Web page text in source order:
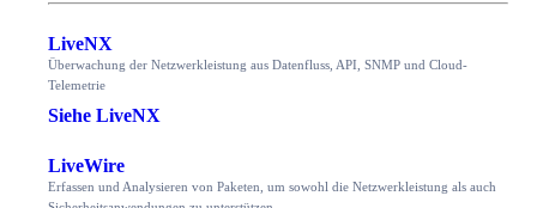
LiveNX
Überwachung der Netzwerkleistung aus Datenfluss, API, SNMP und Cloud-
Telemetrie
Siehe LiveNX
LiveWire
Erfassen und Analysieren von Paketen, um sowohl die Netzwerkleistung als auch